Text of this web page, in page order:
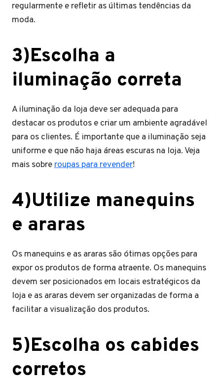
regularmente e refletir as últimas tendências da
moda.
3)Escolha a
iluminação correta
A iluminação da loja deve ser adequada para
destacar os produtos e criar um ambiente agradável
para os clientes. É importante que a iluminação seja
uniforme e que não haja áreas escuras na loja. Veja
mais sobreroupas para revender!
4)Utilize manequins
e araras
Os manequins e as araras são ótimas opções para
expor os produtos de forma atraente. Os manequins
devem ser posicionados em locais estratégicos da
loja e as araras devem ser organizadas de forma a
facilitar a visualização dos produtos.
5)Escolha os cabides
corretos